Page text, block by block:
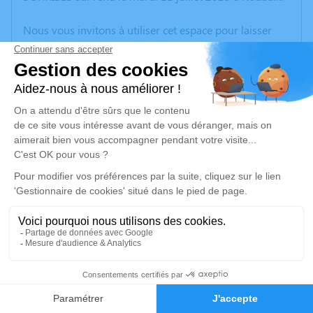
Faire-part Hommages
Nous vous invitons à utiliser cet espace pour laisser
vos condoléances, partager des photos souvenirs, une
anecdote ou exprimer vos pensées à travers des
poèmes ou des textes. Cet endroit est un lieu
d'expression dédié à honorer la mémoire de
Dominique SOROLLA SORRIBES.
Un service de plantation d’arbre hommage est
disponible ici.
Je rends hommage
Cérémonie civile
Cimetière Communautaire de Wattrelos
Rue de Leers